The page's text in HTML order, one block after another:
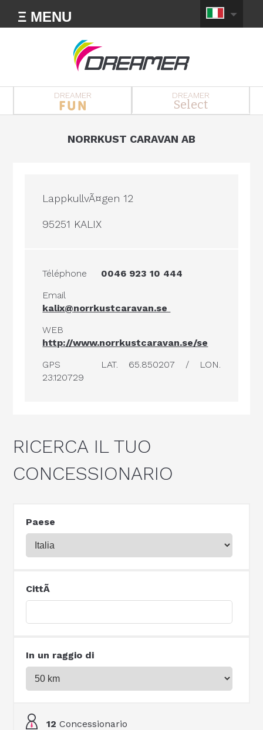
Ξ MENU
DREAMER DREAMER
Select
NORRKUST CARAVAN AB
LappkullvÃ¤gen 12
95251 KALIX
Téléphone
0046 923 10 444
Email
kalix@norrkustcaravan.se
WEB
http://www.norrkustcaravan.se/se
GPS
LAT. 65.850207 / LON.
23.120729
RICERCA IL TUO
CONCESSIONARIO
Paese
CittÃ
In un raggio di
12 Concessionario